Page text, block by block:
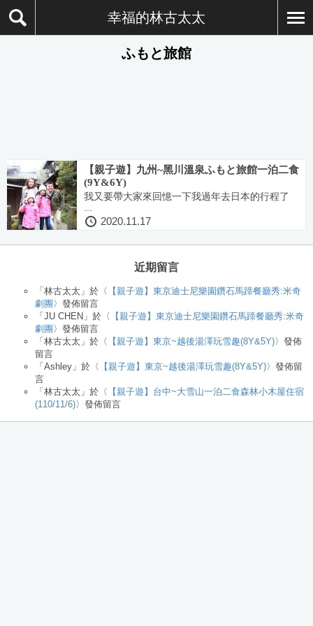
幸福的林古太太
ふもと旅館
【親子遊】九州~黑川溫泉ふもと旅館一泊二食
(9Y&6Y)
我又要帶大家來回憶一下我過年去日本的行程了
2020.11.17
近期留言
「 林古太太 」於〈
【親子遊】東京迪士尼樂園鑽石馬蹄餐廳秀:米奇
劇團 〉發佈留言
「 JU CHEN 」於〈
【親子遊】東京迪士尼樂園鑽石馬蹄餐廳秀:米奇
劇團 〉發佈留言
「 林古太太 」於〈 【親子遊】東京~越後湯澤玩雪趣(8Y&5Y)〉發佈
留言
「 Ashley 」於〈 【親子遊】東京~越後湯澤玩雪趣(8Y&5Y)〉發佈留
言
「 林古太太 」於〈
【親子遊】台中~大雪山一泊二食森林小木屋住宿
(110/11/6)〉發佈留言